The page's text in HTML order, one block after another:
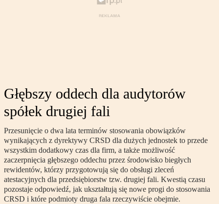
Głębszy oddech dla audytorów
spółek drugiej fali
Przesunięcie o dwa lata terminów stosowania obowiązków
wynikających z dyrektywy CRSD dla dużych jednostek to przede
wszystkim dodatkowy czas dla firm, a także możliwość
zaczerpnięcia głębszego oddechu przez środowisko biegłych
rewidentów, którzy przygotowują się do obsługi zleceń
atestacyjnych dla przedsiębiorstw tzw. drugiej fali. Kwestią czasu
pozostaje odpowiedź, jak ukształtują się nowe progi do stosowania
CRSD i które podmioty druga fala rzeczywiście obejmie.